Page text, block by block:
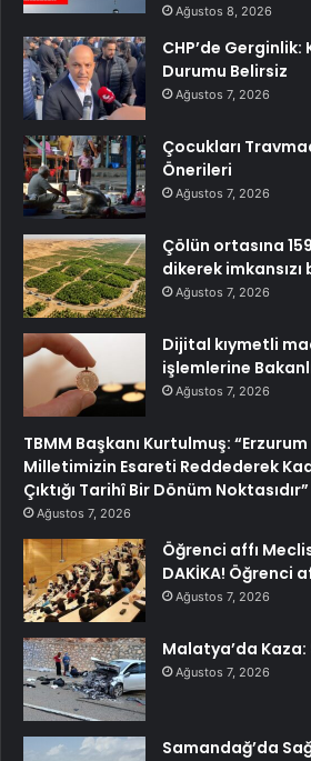
Ağustos 8, 2026
CHP’de Gerginlik:
Durumu Belirsiz
Ağustos 7, 2026
Çocukları
Önerileri
Ağustos 7, 2026
Çölün ortasına
dikerek
Ağustos 7, 2026
Dijital kıymetli
işlemlerine
Ağustos 7, 2026
TBMM Başkanı Kurtulmuş:
Milletimizin Esareti Reddederek
Çıktığı Tarihî Bir Dönüm Noktasıdır”
Ağustos 7, 2026
Öğrenci affı
DAKİKA! Öğrenci
Ağustos 7, 2026
Malatya’da Kaza:
Ağustos 7, 2026
Samandağ’da